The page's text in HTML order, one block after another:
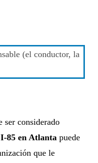
ser considerado
85 en Atlanta puede
que le